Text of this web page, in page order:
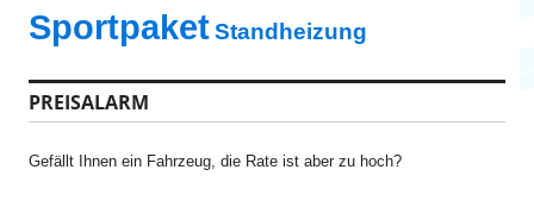
SportpaketStandheizung
PREISALARM
Gefällt Ihnen ein Fahrzeug, die Rate ist aber zu hoch?